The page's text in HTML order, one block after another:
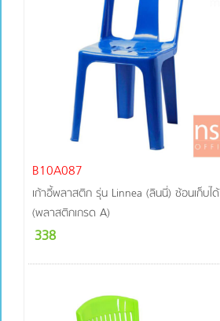
B10A087
เก้าอี้พลาสติก รุ่น Linnea (ลินนี่) ซ้อนเก็บได้
(พลาสติกเกรด A)
338